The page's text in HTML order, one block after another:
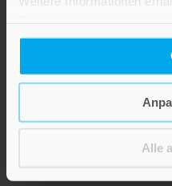
Alle